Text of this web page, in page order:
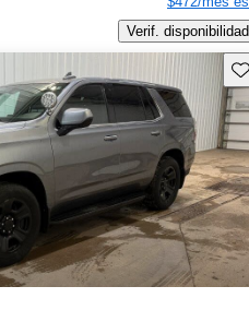
Verif. disponibilidad